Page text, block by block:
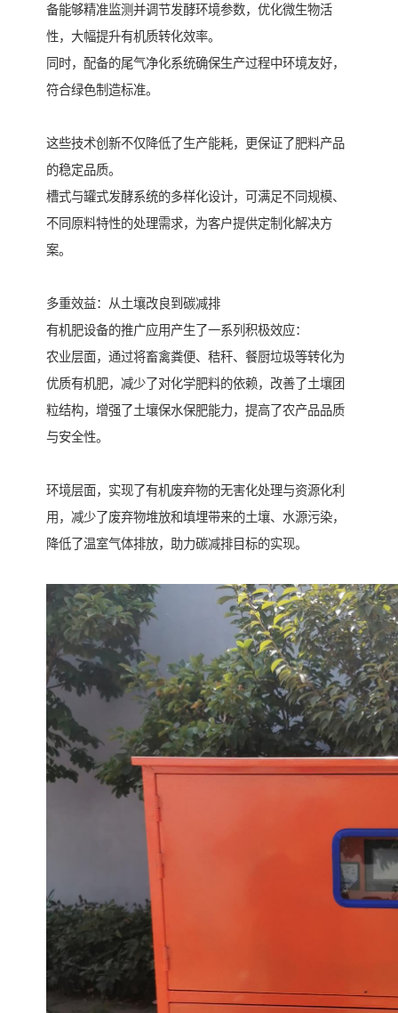
备能够精准监测并调节发酵环境参数，优化微生物活
性，大幅提升有机质转化效率。
同时，配备的尾气净化系统确保生产过程中环境友好，
符合绿色制造标准。
这些技术创新不仅降低了生产能耗，更保证了肥料产品
的稳定品质。
槽式与罐式发酵系统的多样化设计，可满足不同规模、
不同原料特性的处理需求，为客户提供定制化解决方
案。
多重效益：从土壤改良到碳减排
有机肥设备的推广应用产生了一系列积极效应：
农业层面，通过将畜禽粪便、秸秆、餐厨垃圾等转化为
优质有机肥，减少了对化学肥料的依赖，改善了土壤团
粒结构，增强了土壤保水保肥能力，提高了农产品品质
与安全性。
环境层面，实现了有机废弃物的无害化处理与资源化利
用，减少了废弃物堆放和填埋带来的土壤、水源污染，
降低了温室气体排放，助力碳减排目标的实现。